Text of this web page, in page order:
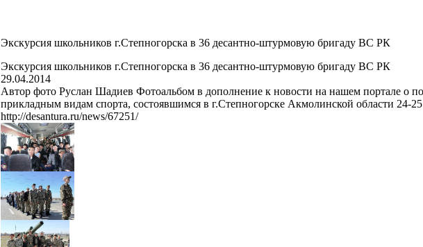
Экскурсия школьников г.Степногорска в 36 десантно-штурмовую бригаду ВС РК
Экскурсия школьников г.Степногорска в 36 десантно-штурмовую бригаду ВС РК
29.04.2014
Автор фото Руслан Шадиев Фотоальбом в дополнение к новости на нашем портале о
прикладным видам спорта, состоявшимся в г.Степногорске Акмолинской области 24-
http://desantura.ru/news/67251/